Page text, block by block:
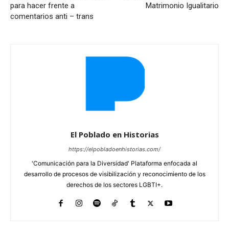
para hacer frente a
comentarios anti – trans
Matrimonio Igualitario
El Poblado en Historias
https://elpobladoenhistorias.com/
'Comunicación para la Diversidad' Plataforma enfocada al
desarrollo de procesos de visibilización y reconocimiento de los
derechos de los sectores LGBTI+.